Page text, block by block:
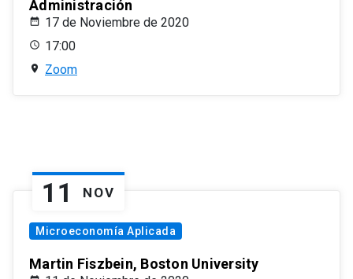
Administración
17 de Noviembre de 2020
17:00
Zoom
11 NOV
Microeconomía Aplicada
Martin Fiszbein, Boston University